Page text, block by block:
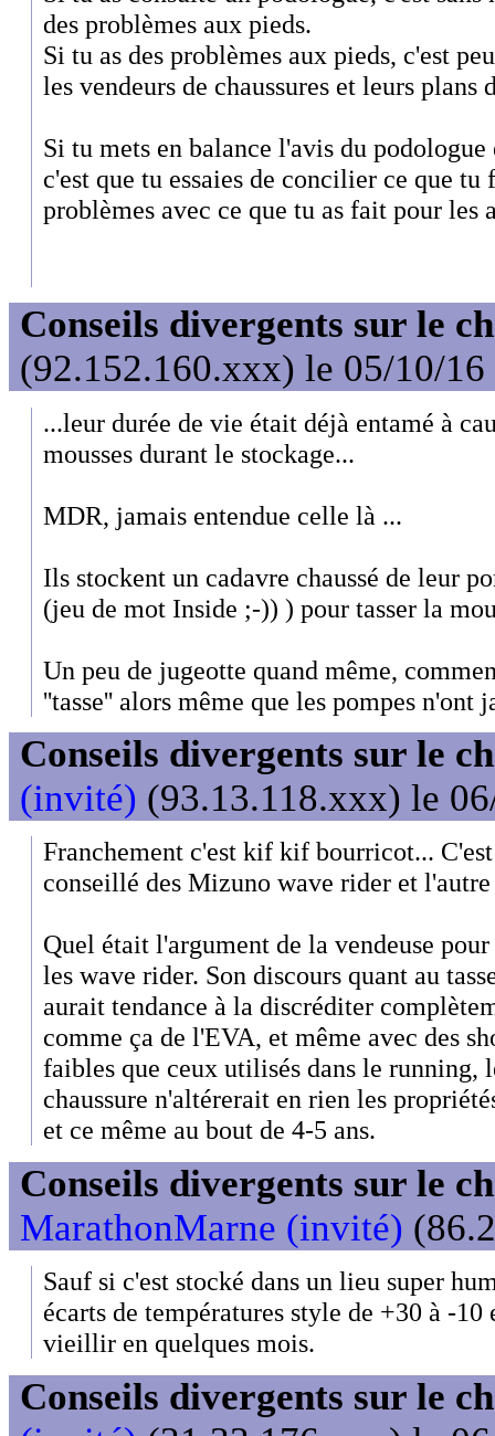
des problèmes aux pieds.
Si tu as des problèmes aux pieds, c'est
les vendeurs de chaussures et leurs plans
Si tu mets en balance l'avis du
c'est que tu essaies de concilier ce que
problèmes avec ce que tu as fait pour les
Conseils divergents sur le
(92.152.160.xxx) le 05/10/16
...leur durée de vie était déjà entamé à
mousses durant le stockage...
MDR, jamais entendue celle là ...
Ils stockent un cadavre chaussé de leur
(jeu de mot Inside ;-)) ) pour tasser la
Un peu de jugeotte quand même,
''tasse'' alors même que les pompes n'ont
Conseils divergents sur le
(invité) (93.13.118.xxx) le
Franchement c'est kif kif bourricot...
conseillé des Mizuno wave rider et
Quel était l'argument de la vendeuse
les wave rider. Son discours quant au
aurait tendance à la discréditer
comme ça de l'EVA, et même avec des
faibles que ceux utilisés dans le running,
chaussure n'altérerait en rien les
et ce même au bout de 4-5 ans.
Conseils divergents sur le
MarathonMarne (invité)
Sauf si c'est stocké dans un lieu super
écarts de températures style de +30 à -10
vieillir en quelques mois.
Conseils divergents sur le